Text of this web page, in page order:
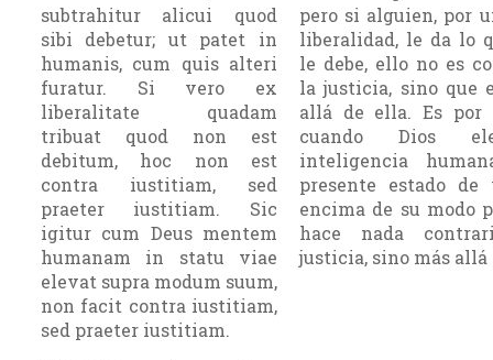
subtrahitur alicui quod
sibi debetur; ut patet in
humanis, cum quis alteri
furatur. Si vero ex
liberalitate quadam
tribuat quod non est
debitum, hoc non est
contra iustitiam, sed
praeter iustitiam. Sic
igitur cum Deus mentem
humanam in statu viae
elevat supra modum suum,
non facit contra iustitiam,
sed praeter iustitiam.
pero si alguien, por
liberalidad, le da lo
le debe, ello no es
la justicia, sino que
allá de ella. Es por
cuando Dios
inteligencia
presente estado de
encima de su modo
hace nada
justicia, sino más allá